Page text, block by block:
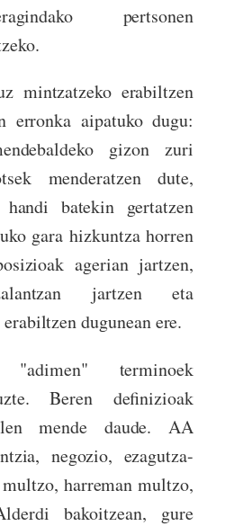
pertsonen
mintzatzeko erabiltzen
erronka aipatuko dugu:
gizon zuri
menderatzen dute,
batekin gertatzen
gara hizkuntza horren
agerian jartzen,
jartzen eta
dugunean ere.
terminoek
Beren definizioak
mende daude. AA
negozio, ezagutza-
harreman multzo,
bakoitzean, gure